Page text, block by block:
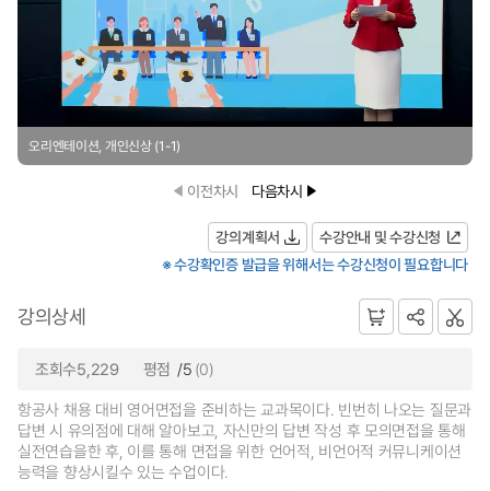
오리엔테이션, 개인신상 (1-1)
이전차시 다음차시
강의계획서
수강안내 및 수강신청
※ 수강확인증 발급을 위해서는 수강신청이 필요합니다
강의상세
조회수5,229 평점 /5 (0)
항공사 채용 대비 영어면접을 준비하는 교과목이다. 빈번히 나오는 질문과
답변 시 유의점에 대해 알아보고, 자신만의 답변 작성 후 모의면접을 통해
실전연습을한 후, 이를 통해 면접을 위한 언어적, 비언어적 커뮤니케이션
능력을 향상시킬수 있는 수업이다.